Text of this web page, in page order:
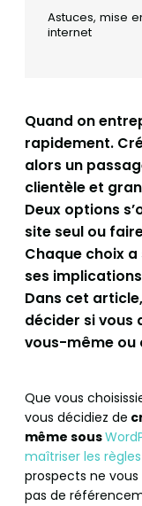
Astuces, mise
internet
Quand on
rapidement.
alors un
clientèle et
Deux options
site seul ou
Chaque choix
ses
Dans cet
décider si vous
vous-même ou
Que vous
vous décidiez de
même sous
maîtriser les
prospects ne
pas de